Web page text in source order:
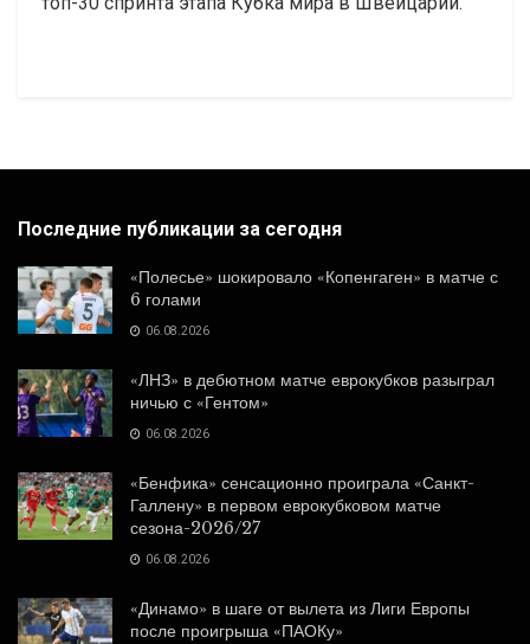
Последние публикации за сегодня
«Полесье» шокировало «Копенгаген» в матче с
6 голами
06.08.2026
«ЛНЗ» в дебютном матче еврокубков разыграл
ничью с «Гентом»
06.08.2026
«Бенфика» сенсационно проиграла «Санкт-
Галлену» в первом еврокубковом матче
сезона-2026/27
06.08.2026
«Динамо» в шаге от вылета из Лиги Европы
после проигрыша «ПАОКу»